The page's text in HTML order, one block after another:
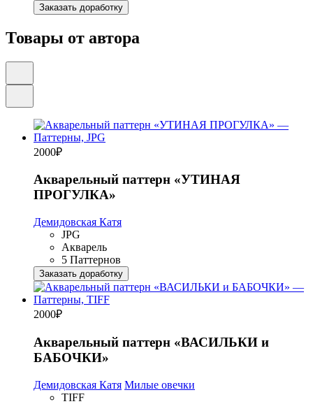
Заказать доработку
Товары от автора
2000₽
Акварельный паттерн «УТИНАЯ
ПРОГУЛКА»
Демидовская Катя
JPG
Акварель
5 Паттернов
Заказать доработку
2000₽
Акварельный паттерн «ВАСИЛЬКИ и
БАБОЧКИ»
Демидовская Катя Милые овечки
TIFF